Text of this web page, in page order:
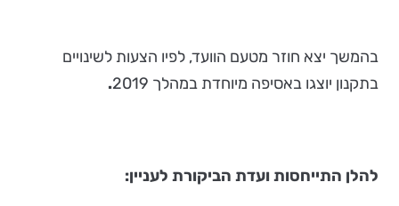
בהמשך יצא חוזר מטעם הוועד, לפיו הצעות לשינויים
בתקנון יוצגו באסיפה מיוחדת במהלך 2019
.
להלן התייחסות ועדת הביקורת לעניין: